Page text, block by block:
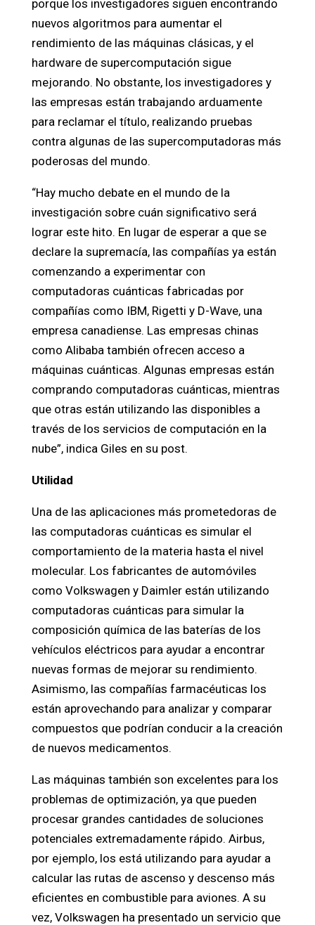
porque los investigadores siguen encontrando
nuevos algoritmos para aumentar el
rendimiento de las máquinas clásicas, y el
hardware de supercomputación sigue
mejorando. No obstante, los investigadores y
las empresas están trabajando arduamente
para reclamar el título, realizando pruebas
contra algunas de las supercomputadoras más
poderosas del mundo.
“Hay mucho debate en el mundo de la
investigación sobre cuán significativo será
lograr este hito. En lugar de esperar a que se
declare la supremacía, las compañías ya están
comenzando a experimentar con
computadoras cuánticas fabricadas por
compañías como IBM, Rigetti y D-Wave, una
empresa canadiense. Las empresas chinas
como Alibaba también ofrecen acceso a
máquinas cuánticas. Algunas empresas están
comprando computadoras cuánticas, mientras
que otras están utilizando las disponibles a
través de los servicios de computación en la
nube”, indica Giles en su post.
Utilidad
Una de las aplicaciones más prometedoras de
las computadoras cuánticas es simular el
comportamiento de la materia hasta el nivel
molecular. Los fabricantes de automóviles
como Volkswagen y Daimler están utilizando
computadoras cuánticas para simular la
composición química de las baterías de los
vehículos eléctricos para ayudar a encontrar
nuevas formas de mejorar su rendimiento.
Asimismo, las compañías farmacéuticas los
están aprovechando para analizar y comparar
compuestos que podrían conducir a la creación
de nuevos medicamentos.
Las máquinas también son excelentes para los
problemas de optimización, ya que pueden
procesar grandes cantidades de soluciones
potenciales extremadamente rápido. Airbus,
por ejemplo, los está utilizando para ayudar a
calcular las rutas de ascenso y descenso más
eficientes en combustible para aviones. A su
vez, Volkswagen ha presentado un servicio que